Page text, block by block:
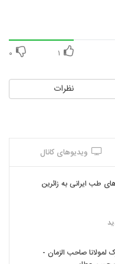
خوبه ..
۱ ۰
نظرات
ویدیوهای کانال
طب ایرانی به زائرین
لمولانا صاحب الزمان -